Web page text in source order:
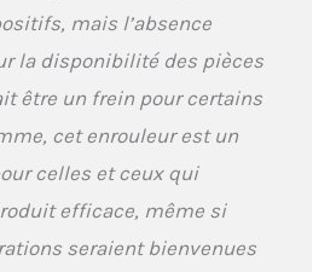
mais l’absence
la disponibilité des pièces
être un frein pour certains
cet enrouleur est un
celles et ceux qui
efficace, même si
seraient bienvenues